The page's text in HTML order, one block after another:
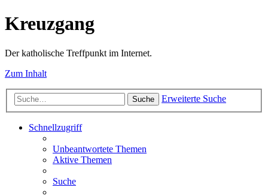
Kreuzgang
Der katholische Treffpunkt im Internet.
Zum Inhalt
Suche Erweiterte Suche
Schnellzugriff
Unbeantwortete Themen
Aktive Themen
Suche